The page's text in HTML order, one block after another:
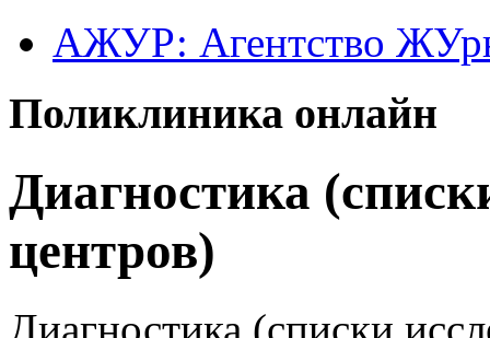
АЖУР: Агентство
Поликлиника онлайн
Диагностика
центров)
Диагностика (списки